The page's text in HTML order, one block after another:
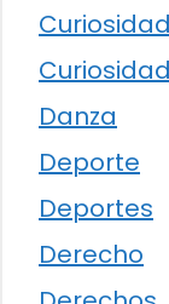
Danza
Deporte
Deportes
Derecho